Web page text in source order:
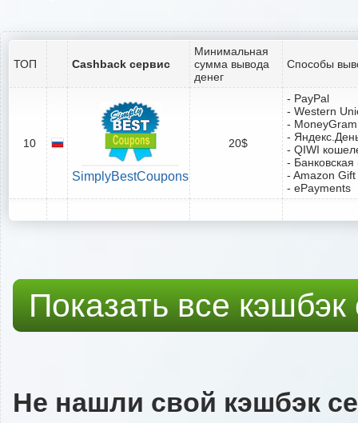
ТОП Cashback сервис
Минимальная
сумма вывода
денег
Способы
10
SimplyBestCoupons
20$
- PayPal
- Western
- MoneyGram
-
- QIWI
-
- Amazon
- ePayments
Показать все
Не нашли свой кэшбэк